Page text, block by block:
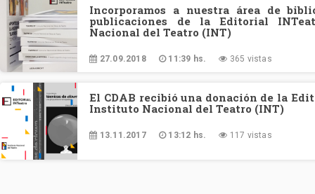
Incorporamos a nuestra área de
publicaciones de la Editorial
Nacional del Teatro (INT)
27.09.2018 11:39 hs. 365 vistas
El CDAB recibió una donación de la
Instituto Nacional del Teatro (INT)
13.11.2017 13:12 hs. 117 vistas